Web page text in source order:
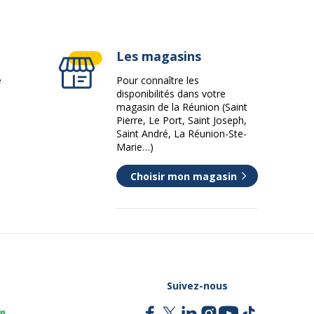
Base - largeur : 35 cm, profondeur : 35 cm,
Corps - largeur : 6 cm, profondeur : 6 cm
Les magasins
Pour connaître les
disponibilités dans votre
magasin de la Réunion (Saint
Pierre, Le Port, Saint Joseph,
Saint André, La Réunion-Ste-
Marie…)
Choisir mon magasin
Suivez-nous